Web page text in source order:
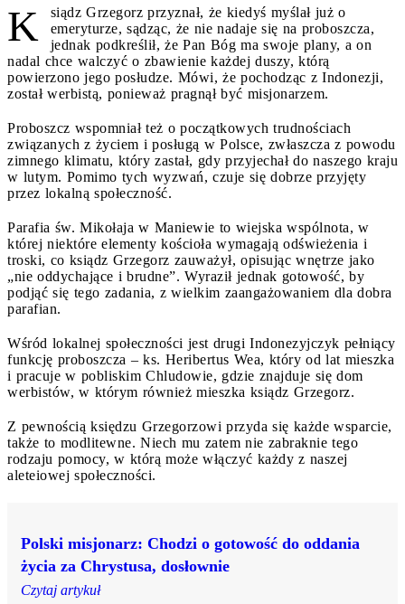
K
siądz Grzegorz przyznał, że kiedyś myślał już o
emeryturze, sądząc, że nie nadaje się na proboszcza,
jednak podkreślił, że Pan Bóg ma swoje plany, a on
nadal chce walczyć o zbawienie każdej duszy, którą
powierzono jego posłudze. Mówi, że pochodząc z Indonezji,
został werbistą, ponieważ pragnął być misjonarzem.
Proboszcz wspomniał też o początkowych trudnościach
związanych z życiem i posługą w Polsce, zwłaszcza z powodu
zimnego klimatu, który zastał, gdy przyjechał do naszego kraju
w lutym. Pomimo tych wyzwań, czuje się dobrze przyjęty
przez lokalną społeczność.
Parafia św. Mikołaja w Maniewie to wiejska wspólnota, w
której niektóre elementy kościoła wymagają odświeżenia i
troski, co ksiądz Grzegorz zauważył, opisując wnętrze jako
„nie oddychające i brudne”. Wyraził jednak gotowość, by
podjąć się tego zadania, z wielkim zaangażowaniem dla dobra
parafian.
Wśród lokalnej społeczności jest drugi Indonezyjczyk pełniący
funkcję proboszcza – ks. Heribertus Wea, który od lat mieszka
i pracuje w pobliskim Chludowie, gdzie znajduje się dom
werbistów, w którym również mieszka ksiądz Grzegorz.
Z pewnością księdzu Grzegorzowi przyda się każde wsparcie,
także to modlitewne. Niech mu zatem nie zabraknie tego
rodzaju pomocy, w którą może włączyć każdy z naszej
aleteiowej społeczności.
Polski misjonarz: Chodzi o gotowość do oddania
życia za Chrystusa, dosłownie
Czytaj artykuł